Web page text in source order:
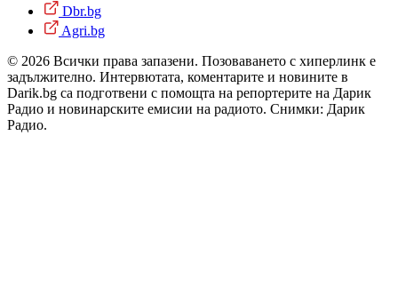
Dbr.bg
Agri.bg
© 2026 Всички права запазени. Позоваването с хиперлинк е
задължително. Интервютата, коментарите и новините в
Darik.bg са подготвени с помощта на репортерите на Дарик
Радио и новинарските емисии на радиото. Снимки: Дарик
Радио.